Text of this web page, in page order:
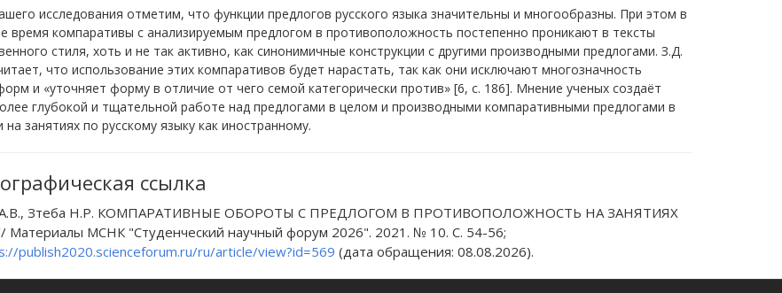
исследования отметим, что функции предлогов русского языка значительны и многообразны. При этом в
время компаративы с анализируемым предлогом в противоположность постепенно проникают в тексты
стиля, хоть и не так активно, как синонимичные конструкции с другими производными предлогами. З.Д.
что использование этих компаративов будет нарастать, так как они исключают многозначность
и «уточняет форму в отличие от чего семой категорически против» [6, с. 186]. Мнение ученых создаёт
глубокой и тщательной работе над предлогами в целом и производными компаративными предлогами в
на занятиях по русскому языку как иностранному.
ссылка
А.В., Зтеба Н.Р. КОМПАРАТИВНЫЕ ОБОРОТЫ С ПРЕДЛОГОМ В ПРОТИВОПОЛОЖНОСТЬ НА ЗАНЯТИЯХ
МСНК "Студенческий научный форум 2026". 2021. № 10. С. 54-56;
publish2020.scienceforum.ru/ru/article/view?id=569 (дата обращения: 08.08.2026).